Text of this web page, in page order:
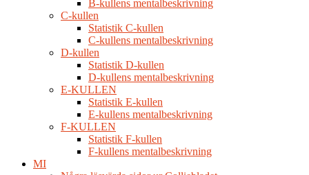
B-kullens mentalbeskrivning
C-kullen
Statistik C-kullen
C-kullens mentalbeskrivning
D-kullen
Statistik D-kullen
D-kullens mentalbeskrivning
E-KULLEN
Statistik E-kullen
E-kullens mentalbeskrivning
F-KULLEN
Statistik F-kullen
F-kullens mentalbeskrivning
MI